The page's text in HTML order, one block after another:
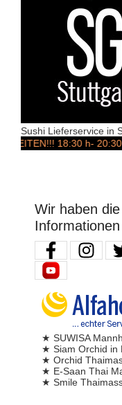
Sushi Lieferservice in
18:30 h- 20:30h!!!
Wir haben
★ SUWISA
★ Siam Orchid in
★ Orchid
★ E-Saan Thai
★ Smile